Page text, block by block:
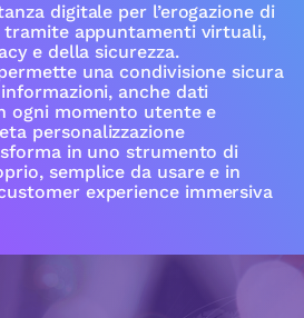
digitale per l’erogazione di
tramite appuntamenti virtuali,
e della sicurezza.
una condivisione sicura
anche dati
ogni momento utente e
personalizzazione
in uno strumento di
semplice da usare e in
experience immersiva